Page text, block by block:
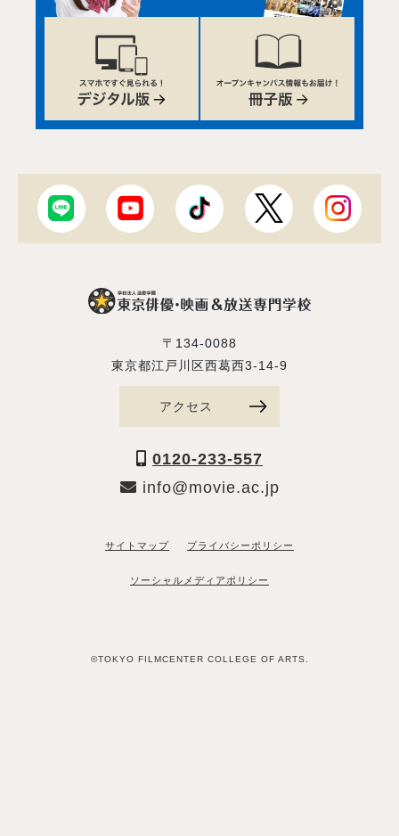
〒134-0088
東京都江戸川区西葛西3-14-9
アクセス
0120-233-557
info@movie.ac.jp
サイトマップ プライバシーポリシー
ソーシャルメディアポリシー
©TOKYO FILMCENTER COLLEGE OF ARTS.